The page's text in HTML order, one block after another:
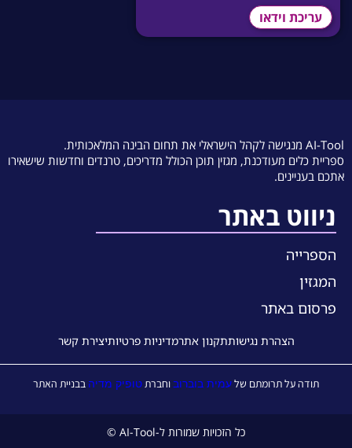
עריכת וידאו
AI-Tool מנגישה לקהל הישראלי את תחום הבינה המלאכותית.
ספריית כלים מעודכנת, מגזין תוכן הכולל מדריכים, טרנדים וחדשות שישאירו
אתכם בעניינים.
ניווט באתר
הספרייה
המגזין
פרסום באתר
הצהרת נגישותתקנון אתרמדיניות פרטיותיצירת קשר
תודה על תרומתם שלעמית בוברוב וחברתטופיק מדיה בבניית האתר
כל הזכויות שמורות ל-AI-Tool ©